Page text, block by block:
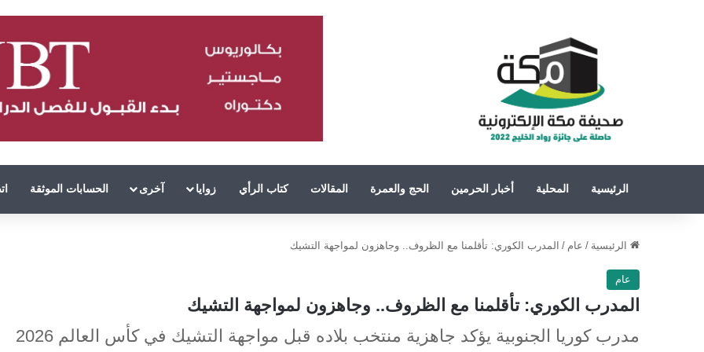
الرئيسية المحلية أخبار الحرمين الحج والعمرة المقالات كتاب الرأي زوايا آخرى الحسابات الموثقة
الرئيسية / عام / المدرب الكوري: تأقلمنا مع الظروف.. وجاهزون لمواجهة التشيك
عام
المدرب الكوري: تأقلمنا مع الظروف.. وجاهزون لمواجهة التشيك
مدرب كوريا الجنوبية يؤكد جاهزية منتخب بلاده قبل مواجهة التشيك في كأس العالم 2026